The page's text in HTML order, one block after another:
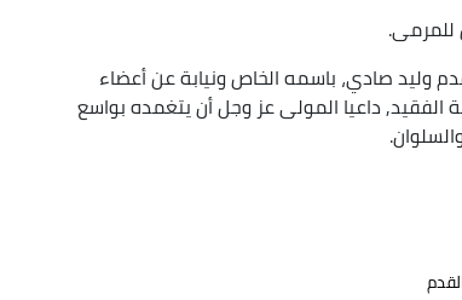
للمرمى.
وليد صادي، باسمه الخاص ونيابة عن أعضاء
الفقيد, داعيا المولى عز وجل أن يتغمده بواسع